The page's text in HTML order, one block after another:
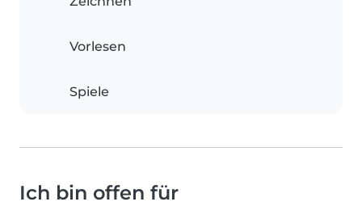
Vorlesen
Spiele
Ich bin offen für